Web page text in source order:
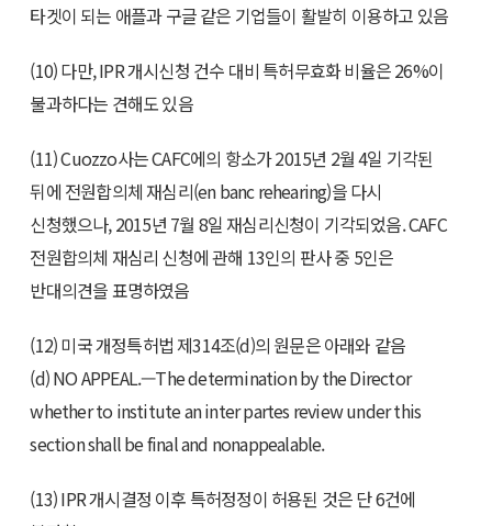
타겟이 되는 애플과 구글 같은 기업들이 활발히 이용하고 있음
(10) 다만, IPR 개시신청 건수 대비 특허무효화 비율은 26%이
불과하다는 견해도 있음
(11) Cuozzo사는 CAFC에의 항소가 2015년 2월 4일 기각된
뒤에 전원합의체 재심리(en banc rehearing)을 다시
신청했으나, 2015년 7월 8일 재심리신청이 기각되었음. CAFC
전원합의체 재심리 신청에 관해 13인의 판사 중 5인은
반대의견을 표명하였음
(12) 미국 개정특허법 제314조(d)의 원문은 아래와 같음
(d) NO APPEAL.—The determination by the Director
whether to institute an inter partes review under this
section shall be final and nonappealable.
(13) IPR 개시결정 이후 특허정정이 허용된 것은 단 6건에